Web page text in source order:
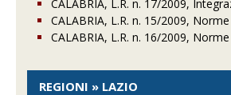
CALABRIA, L.R. n. 17/2009,
CALABRIA, L.R. n. 15/2009,
CALABRIA, L.R. n. 16/2009,
REGIONI » LAZIO